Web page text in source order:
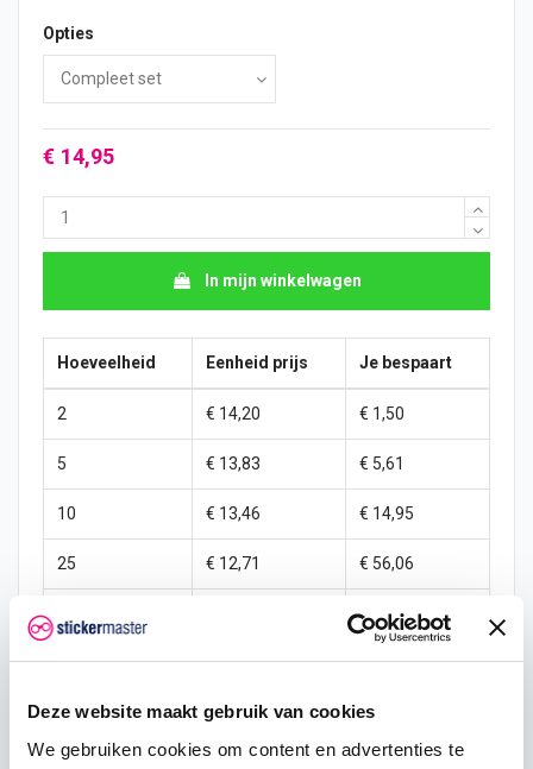
Deze website maakt gebruik van cookies
We gebruiken cookies om content en advertenties te
Opties
€ 14,95
In mijn winkelwagen
Hoeveelheid Eenheid prijs Je bespaart
2 € 14,20 € 1,50
5 € 13,83 € 5,61
10 € 13,46 € 14,95
25 € 12,71 € 56,06
€ 149,50
100 € 11,21 € 373,75
250 € 10,47 € 1.121,25
500